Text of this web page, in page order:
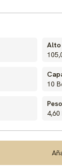
Alto
10
Peso
4,60